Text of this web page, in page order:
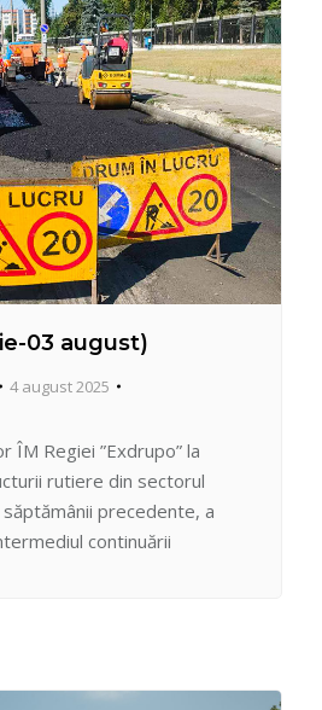
03 august)
4 august 2025
ÎM Regiei ”Exdrupo” la
rutiere din sectorul
precedente, a
continuării
asfaltării pe casete a 2
Așternerea…